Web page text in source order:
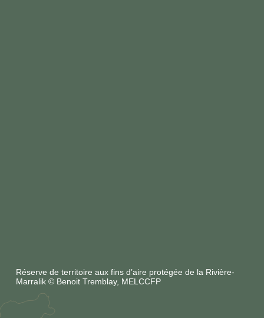
Réserve de territoire aux fins d’aire protégée de la Rivière-
Marralik © Benoit Tremblay, MELCCFP